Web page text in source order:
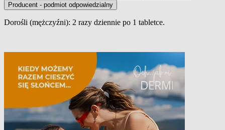
Producent - podmiot odpowiedzialny
Dorośli (mężczyźni): 2 razy dziennie po 1 tabletce.